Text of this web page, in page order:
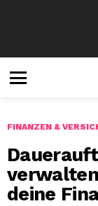
FINANZEN &
deine